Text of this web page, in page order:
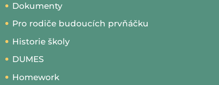
Dokumenty
Pro rodiče budoucích prvňáčku
Historie školy
DUMES
Homework